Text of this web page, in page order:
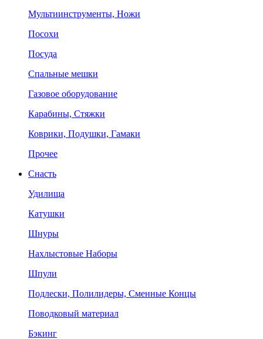
Мультиинструменты, Ножи
Посохи
Посуда
Спальные мешки
Газовое оборудование
Карабины, Стяжки
Коврики, Подушки, Гамаки
Прочее
Снасть
Удилища
Катушки
Шнуры
Нахлыстовые Наборы
Шпули
Подлески, Полилидеры, Сменные Концы
Поводковый материал
Бэкинг